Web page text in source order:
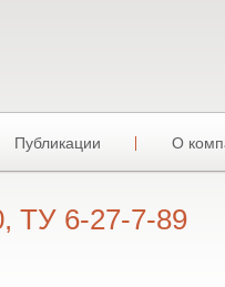
Публикации О
ТУ 6-27-7-89